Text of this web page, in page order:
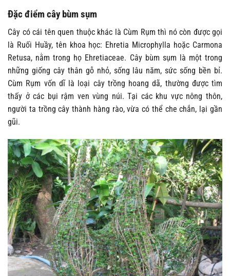
Đặc điểm cây bùm sụm
Cây có cái tên quen thuộc khác là Cùm Rụm thì nó còn được gọi
là Ruối Huầy, tên khoa học: Ehretia Microphylla hoặc Carmona
Retusa, nằm trong họ Ehretiaceae. Cây bùm sụm là một trong
những giống cây thân gỗ nhỏ, sống lâu năm, sức sống bền bỉ.
Cùm Rụm vốn dĩ là loại cây trồng hoang dã, thường được tìm
thấy ở các bụi rậm ven vùng núi. Tại các khu vực nông thôn,
người ta trồng cây thành hàng rào, vừa có thể che chắn, lại gần
gũi.